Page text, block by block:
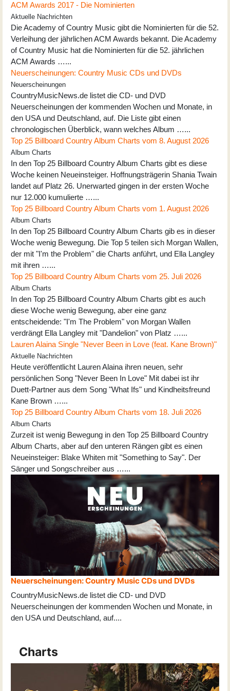
ACM Awards 2017 - Die Nominierten
Aktuelle Nachrichten
Die Academy of Country Music gibt die Nominierten für die 52.
Verleihung der jährlichen ACM Awards bekannt. Die Academy
of Country Music hat die Nominierten für die 52. jährlichen
ACM Awards …...
Neuerscheinungen: Country Music CDs und DVDs
Neuerscheinungen
CountryMusicNews.de listet die CD- und DVD
Neuerscheinungen der kommenden Wochen und Monate, in
den USA und Deutschland, auf. Die Liste gibt einen
chronologischen Überblick, wann welches Album …...
Top 25 Billboard Country Album Charts vom 8. August 2026
Album Charts
In den Top 25 Billboard Country Album Charts gibt es diese
Woche keinen Neueinsteiger. Hoffnungsträgerin Shania Twain
landet auf Platz 26. Unerwarted gingen in der ersten Woche
nur 12.000 kumulierte …...
Top 25 Billboard Country Album Charts vom 1. August 2026
Album Charts
In den Top 25 Billboard Country Album Charts gib es in dieser
Woche wenig Bewegung. Die Top 5 teilen sich Morgan Wallen,
der mit "I'm the Problem" die Charts anführt, und Ella Langley
mit ihren …...
Top 25 Billboard Country Album Charts vom 25. Juli 2026
Album Charts
In den Top 25 Billboard Country Album Charts gibt es auch
diese Woche wenig Bewegung, aber eine ganz
entscheidende: "I'm The Problem" von Morgan Wallen
verdrängt Ella Langley mit "Dandelion" von Platz …...
Lauren Alaina Single "Never Been in Love (feat. Kane Brown)"
Aktuelle Nachrichten
Heute veröffentlicht Lauren Alaina ihren neuen, sehr
persönlichen Song "Never Been In Love" Mit dabei ist ihr
Duett-Partner aus dem Song "What Ifs" und Kindheitsfreund
Kane Brown …...
Top 25 Billboard Country Album Charts vom 18. Juli 2026
Album Charts
Zurzeit ist wenig Bewegung in den Top 25 Billboard Country
Album Charts, aber auf den unteren Rängen gibt es einen
Neueinsteiger: Blake Whiten mit "Something to Say". Der
Sänger und Songschreiber aus …...
Neuerscheinungen: Country Music CDs und DVDs
CountryMusicNews.de listet die CD- und DVD
Neuerscheinungen der kommenden Wochen und Monate, in
den USA und Deutschland, auf....
Charts